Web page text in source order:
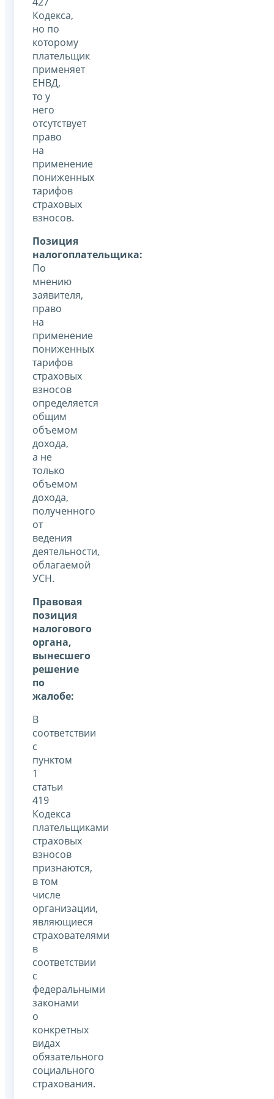
Кодекса,
но по
которому
плательщик
применяет
ЕНВД,
то у
него
отсутствует
право
на
применение
пониженных
тарифов
страховых
взносов.
Позиция
налогоплательщика:
По
мнению
заявителя,
право
на
применение
пониженных
тарифов
страховых
взносов
определяется
общим
объемом
дохода,
а не
только
объемом
дохода,
полученного
от
ведения
деятельности,
облагаемой
УСН.
Правовая
позиция
налогового
органа,
вынесшего
решение
по
жалобе:
В
соответствии
с
пунктом
1
статьи
419
Кодекса
плательщиками
страховых
взносов
признаются,
в том
числе
организации,
являющиеся
страхователями
в
соответствии
с
федеральными
законами
о
конкретных
видах
обязательного
социального
страхования.